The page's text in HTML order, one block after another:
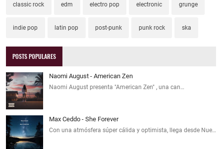
classic rock edm electro pop electronic grunge
indie pop latin pop post-punk punk rock ska
POSTS POPULARES
Naomi August - American Zen
Naomi August presenta "American Zen" , una can…
Max Ceddo - She Forever
Con una atmósfera súper cálida y optimista, llega desde Nue…